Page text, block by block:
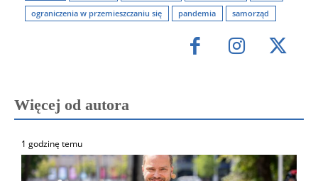
ograniczenia w przemieszczaniu się
pandemia samorząd
Więcej od autora
1 godzinę temu